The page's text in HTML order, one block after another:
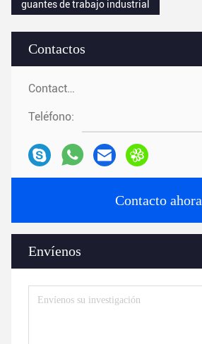
Contactos
Contactos:
Teléfono:
Contacto ahora
Envíenos
guantes de trabajo industrial